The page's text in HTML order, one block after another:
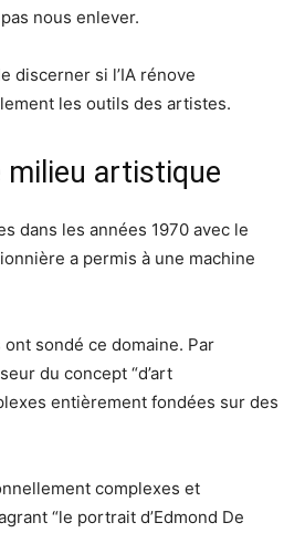
nous enlever.
discerner si l’IA rénove
les outils des artistes.
milieu artistique
dans les années 1970 avec le
a permis à une machine
sondé ce domaine. Par
du concept “d’art
entièrement fondées sur des
complexes et
“le portrait d’Edmond De